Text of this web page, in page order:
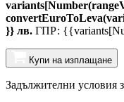
}} лв. ГПР:
Купи на изплащане
Задължителни условия